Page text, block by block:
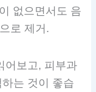
없으면서도 음
로 제거.
어보고, 피부과
는 것이 좋습